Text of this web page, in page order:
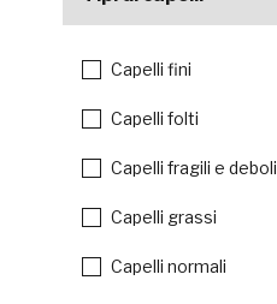
Capelli fini
Capelli folti
Capelli fragili e deboli
Capelli grassi
Capelli normali